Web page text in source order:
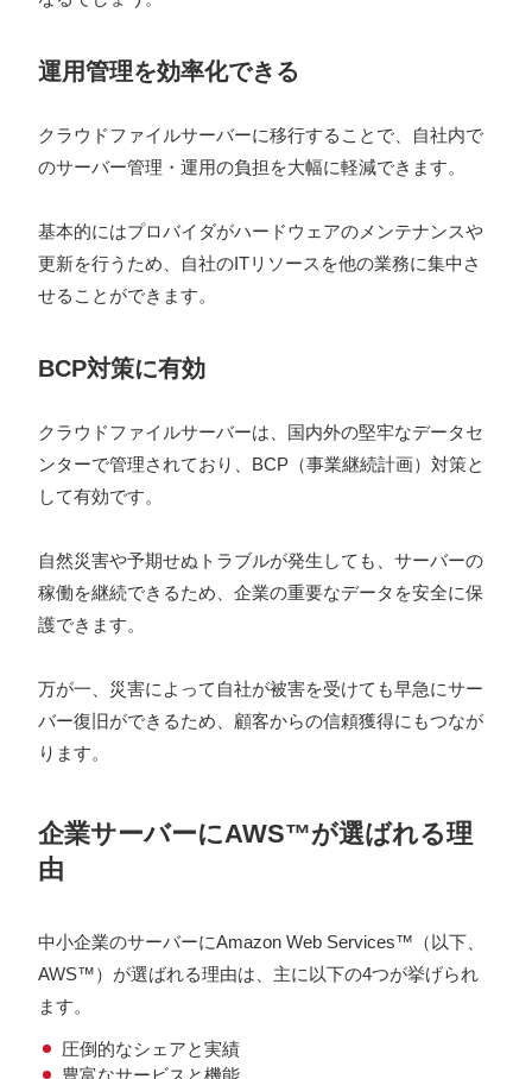
運用管理を効率化できる
クラウドファイルサーバーに移行することで、自社内で
のサーバー管理・運用の負担を大幅に軽減できます。
基本的にはプロバイダがハードウェアのメンテナンスや
更新を行うため、自社のITリソースを他の業務に集中さ
せることができます。
BCP対策に有効
クラウドファイルサーバーは、国内外の堅牢なデータセ
ンターで管理されており、BCP（事業継続計画）対策と
して有効です。
自然災害や予期せぬトラブルが発生しても、サーバーの
稼働を継続できるため、企業の重要なデータを安全に保
護できます。
万が一、災害によって自社が被害を受けても早急にサー
バー復旧ができるため、顧客からの信頼獲得にもつなが
ります。
企業サーバーにAWS™が選ばれる理
由
中小企業のサーバーにAmazon Web Services™（以下、
AWS™）が選ばれる理由は、主に以下の4つが挙げられ
ます。
圧倒的なシェアと実績
豊富なサービスと機能